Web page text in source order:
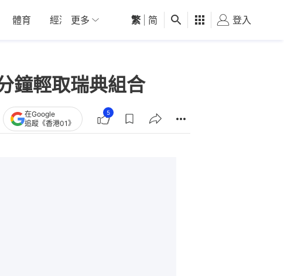
體育 經濟 01深圳 觀點 健康 好食玩飛
更多 繁 简 登入
鐘輕取瑞典組合
在Google
追蹤《香港01》
5